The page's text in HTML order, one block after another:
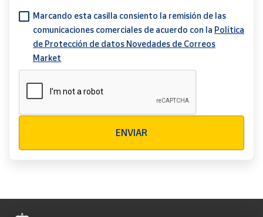
Marcando esta casilla consiento la remisión de las
comunicaciones comerciales de acuerdo con la Política
de Protección de datos Novedades de Correos
Market
ENVIAR